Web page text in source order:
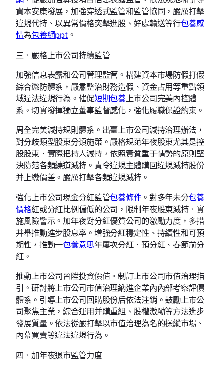
資本安康發展，加強穿透式監管和監管協同，嚴厲打擊
違規代持、以異常價格突擊進股、好處輸送等行包養感
情為包養網ppt 。
三、嚴格上市公司持續監管
加強信息表露和公司管理監管。構建資本市場防假打假
綜合懲防體系，嚴肅整治財務造假、資金占用等重點領
域違法違規行為。催促短期包養上市公司完美內控體
系。切實發揮獨立董事監督感化，強化履職保證約束。
周全完美減持規則體系。出臺上市公司減持治理辦法，
對分歧類型股東分類施策。嚴格規范年夜股東尤其是控
股股東、實際把持人減持，依照實質重于情勢的原則堅
決防范各類繞道減持。責令違規主體購回違規減持股份
并上繳價差。嚴厲打擊各類違規減持。
強化上市公司現金分紅監管包養條件 。對多年未分包養
價格紅或分紅比例偏低的公司，限制年夜股東減持、實
施風險警示。加年夜對分紅優質公司的激勵力度，多措
并舉推動進步股息率。增強分紅穩定性、持續性和可預
期性，推動一包養意思年屢次分紅、預分紅、春節前分
紅。
推動上市公司晉陞投資價值。制訂上市公司市值治理指
引。研討將上市公司市值治理納進企業內內部考察評價
體系。引導上市公司回購股份后依法注銷。鼓勵上市公
司聚焦主業，綜合運用并購重組、股權激勵等方法進步
發展質量。依法從嚴打擊以市值治理為名的操縱市場、
內幕買賣等違法違規行為。
四、加年夜退市監管力度